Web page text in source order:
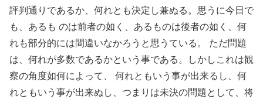
評判通りであるか、何れとも決定し兼ぬる。思うに今日で
も、あるも のは前者の如く、あるものは後者の如く、何
れも部分的には間違いなかろうと思うている。 ただ問題
は、何れが多数であるかという事である。しかしこれは観
察の角度如何によって、 何れともいう事が出来るし、何
れともいう事が出来ぬし、つまりは未決の問題として、将